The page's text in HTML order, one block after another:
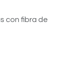
con fibra de